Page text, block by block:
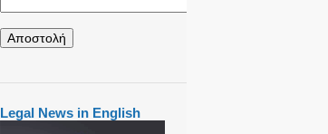
Legal News in English